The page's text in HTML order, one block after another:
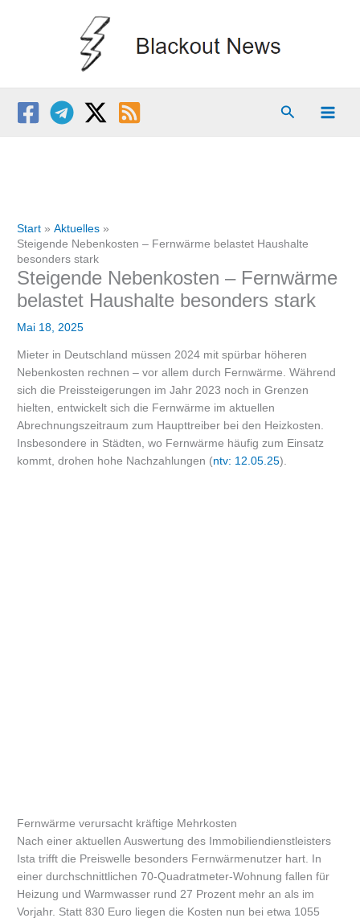
Suchen
Start
Aktuelles
Steigende Nebenkosten – Fernwärme belastet Haushalte
besonders stark
Steigende Nebenkosten – Fernwärme
belastet Haushalte besonders stark
Mai 18, 2025
Mieter in Deutschland müssen 2024 mit spürbar höheren
Nebenkosten rechnen – vor allem durch Fernwärme. Während
sich die Preissteigerungen im Jahr 2023 noch in Grenzen
hielten, entwickelt sich die Fernwärme im aktuellen
Abrechnungszeitraum zum Haupttreiber bei den Heizkosten.
Insbesondere in Städten, wo Fernwärme häufig zum Einsatz
kommt, drohen hohe Nachzahlungen (ntv: 12.05.25).
Fernwärme verursacht kräftige Mehrkosten
Nach einer aktuellen Auswertung des Immobiliendienstleisters
Ista trifft die Preiswelle besonders Fernwärmenutzer hart. In
einer durchschnittlichen 70-Quadratmeter-Wohnung fallen für
Heizung und Warmwasser rund 27 Prozent mehr an als im
Vorjahr. Statt 830 Euro liegen die Kosten nun bei etwa 1055